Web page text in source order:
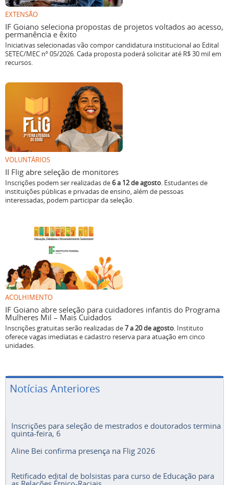
EXTENSÃO
IF Goiano seleciona propostas de projetos voltados ao acesso,
permanência e êxito
Iniciativas selecionadas vão compor candidatura institucional ao Edital
SETEC/MEC nº 05/2026. Cada proposta poderá solicitar até R$ 30 mil em
recursos.
VOLUNTÁRIOS
II Flig abre seleção de monitores
Inscrições podem ser realizadas de6 a 12 de agosto. Estudantes de
instituições públicas e privadas de ensino, além de pessoas
interessadas, podem participar da seleção.
ACOLHIMENTO
IF Goiano abre seleção para cuidadores infantis do Programa
Mulheres Mil – Mais Cuidados
Inscrições gratuitas serão realizadas de7 a 20 de agosto. Instituto
oferece vagas imediatas e cadastro reserva para atuação em cinco
unidades.
Notícias Anteriores
Inscrições para seleção de mestrados e doutorados termina
quinta-feira, 6
Aline Bei confirma presença na Flig 2026
Retificado edital de bolsistas para curso de Educação para